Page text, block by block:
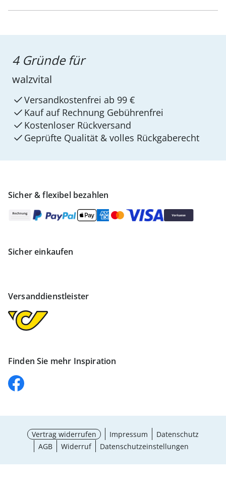
Sicher & flexibel bezahlen
Sicher einkaufen
Versanddienstleister
Finden Sie mehr Inspiration
4 Gründe für
walzvital
Versandkostenfrei ab 99 €
Kauf auf Rechnung Gebührenfrei
Kostenloser Rückversand
Geprüfte Qualität & volles Rückgaberecht
Vertrag widerrufen Impressum
Datenschutz
AGB
Widerruf Datenschutzeinstellungen